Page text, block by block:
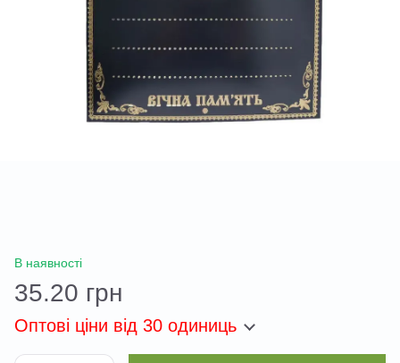
В наявності
35.20 грн
Оптові ціни від 30 одиниць